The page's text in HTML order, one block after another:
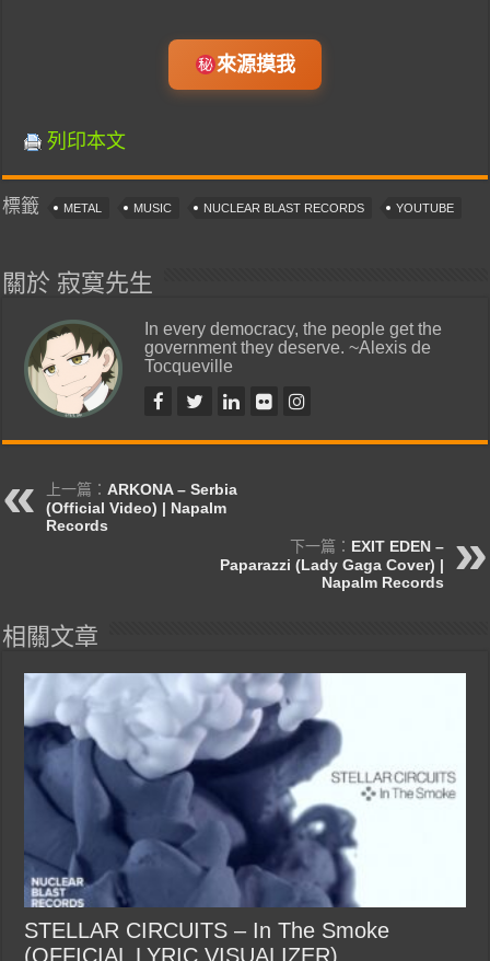
來源摸我
列印本文
標籤 METAL MUSIC NUCLEAR BLAST RECORDS YOUTUBE
關於 寂寞先生
In every democracy, the people get the
government they deserve. ~Alexis de
Tocqueville
上一篇：ARKONA – Serbia
(Official Video) | Napalm
Records
下一篇： EXIT EDEN –
Paparazzi (Lady Gaga Cover) |
Napalm Records
相關文章
STELLAR CIRCUITS – In The Smoke
(OFFICIAL LYRIC VISUALIZER)